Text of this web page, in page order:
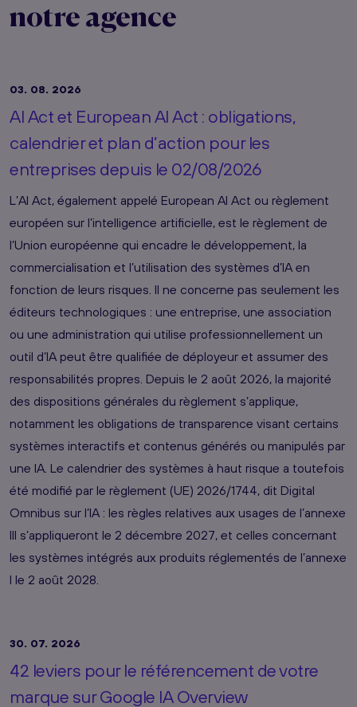
notre agence
03. 08. 2026
AI Act et European AI Act : obligations,
calendrier et plan d’action pour les
entreprises depuis le 02/08/2026
L’AI Act, également appelé European AI Act ou règlement
européen sur l’intelligence artificielle, est le règlement de
l’Union européenne qui encadre le développement, la
commercialisation et l’utilisation des systèmes d’IA en
fonction de leurs risques. Il ne concerne pas seulement les
éditeurs technologiques : une entreprise, une association
ou une administration qui utilise professionnellement un
outil d’IA peut être qualifiée de déployeur et assumer des
responsabilités propres. Depuis le 2 août 2026, la majorité
des dispositions générales du règlement s’applique,
notamment les obligations de transparence visant certains
systèmes interactifs et contenus générés ou manipulés par
une IA. Le calendrier des systèmes à haut risque a toutefois
été modifié par le règlement (UE) 2026/1744, dit Digital
Omnibus sur l’IA : les règles relatives aux usages de l’annexe
III s’appliqueront le 2 décembre 2027, et celles concernant
les systèmes intégrés aux produits réglementés de l’annexe
I le 2 août 2028.
30. 07. 2026
42 leviers pour le référencement de votre
marque sur Google IA Overview